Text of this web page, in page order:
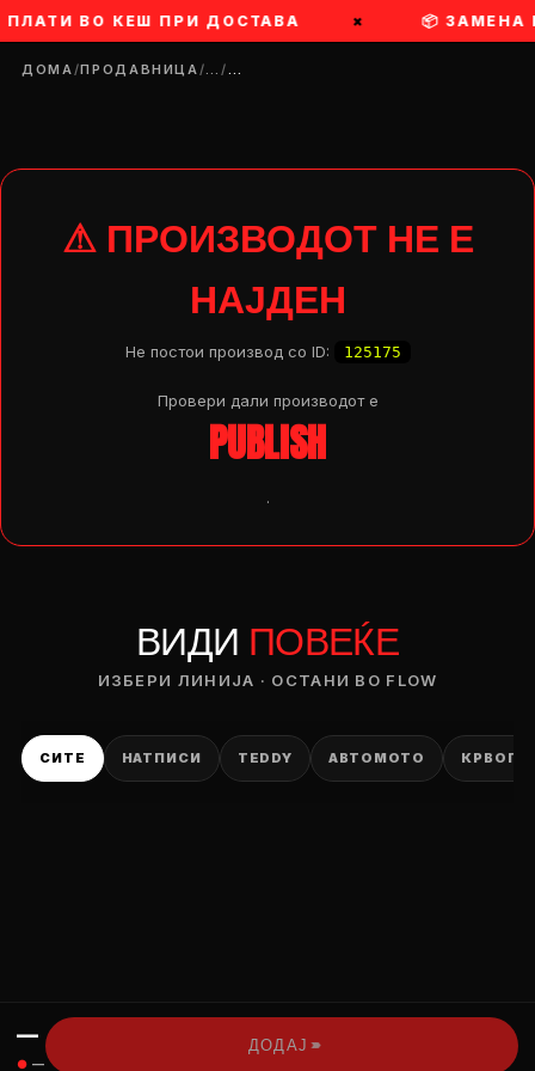
ПЛАТИ ВО КЕШ ПРИ ДОСТАВА × 📦 ЗАМЕНА
ДОМА/ПРОДАВНИЦА/…/…
⚠ ПРОИЗВОДОТ НЕ Е
НАЈДЕН
Не постои производ со ID: 125175
Провери дали производот e
PUBLISH
.
ВИДИ ПОВЕЌЕ
ИЗБЕРИ ЛИНИЈА · ОСТАНИ ВО FLOW
СИТЕ НАТПИСИ TEDDY АВТОМОТО
—
● —
ДОДАЈ ›››